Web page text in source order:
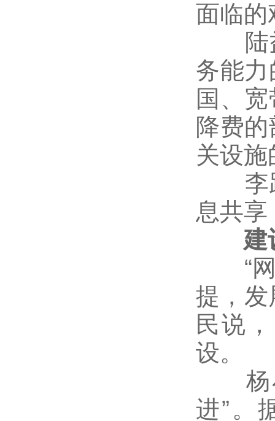
面临的
陆益
务能
国、
降费
关设
李跃
息共享
建设
“网
提，发
民说
设。
杨小
进”。